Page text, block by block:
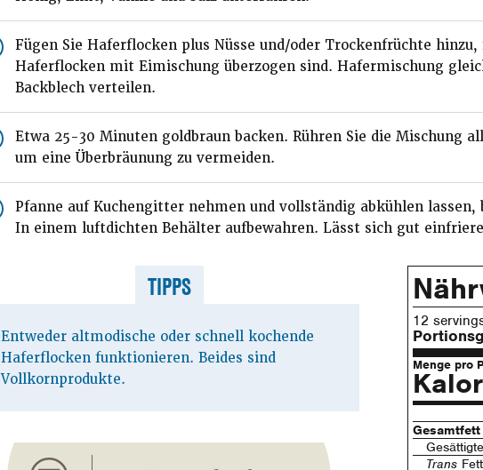
Fügen Sie Haferflocken plus Nüsse und/oder Trockenfrüchte
Haferflocken mit Eimischung überzogen sind. Hafermischung
Backblech verteilen.
Etwa 25-30 Minuten goldbraun backen. Rühren Sie die Mischung
um eine Überbräunung zu vermeiden.
Pfanne auf Kuchengitter nehmen und vollständig abkühlen
In einem luftdichten Behälter aufbewahren. Lässt sich gut
TIPPS
Entweder altmodische oder schnell kochende
Haferflocken funktionieren. Beides sind
Vollkornprodukte.
12
Menge pro
Gesamtfett
Trans